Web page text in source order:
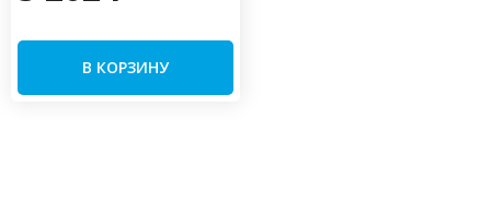
В КОРЗИНУ